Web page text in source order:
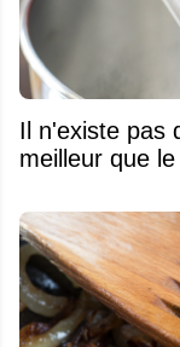
Il n'existe pas
meilleur que